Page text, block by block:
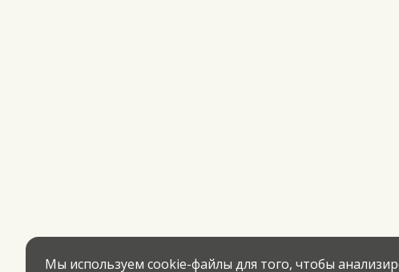
Мы используем cookie-файлы для того, чтобы